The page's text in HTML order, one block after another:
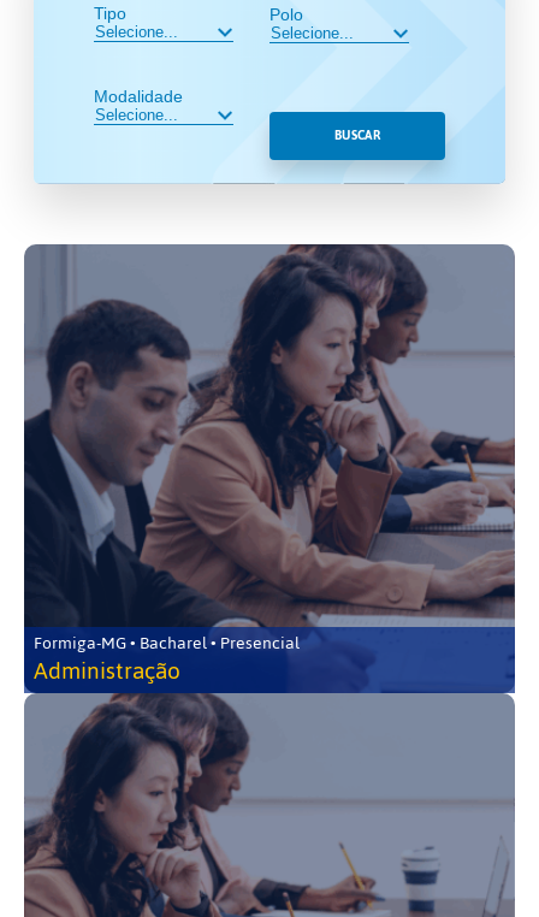
Tipo
Modalidade
Polo
BUSCAR
Formiga-MG • Bacharel • Presencial
Administração